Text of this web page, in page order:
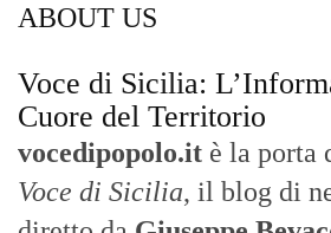
ABOUT US
Voce di Sicilia:
Cuore del Territorio
vocedipopolo.it è la porta
Voce di Sicilia, il blog di